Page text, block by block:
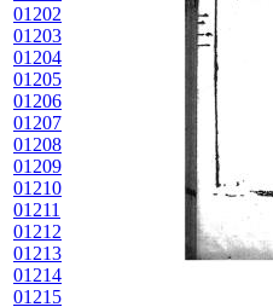
01202
01203
01204
01205
01206
01207
01208
01209
01210
01211
01212
01213
01214
01215